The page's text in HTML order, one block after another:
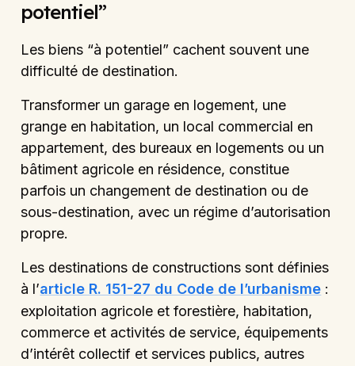
potentiel”
Les biens “à potentiel” cachent souvent une
difficulté de destination.
Transformer un garage en logement, une
grange en habitation, un local commercial en
appartement, des bureaux en logements ou un
bâtiment agricole en résidence, constitue
parfois un changement de destination ou de
sous-destination, avec un régime d’autorisation
propre.
Les destinations de constructions sont définies
à l’article R. 151-27 du Code de l’urbanisme :
exploitation agricole et forestière, habitation,
commerce et activités de service, équipements
d’intérêt collectif et services publics, autres